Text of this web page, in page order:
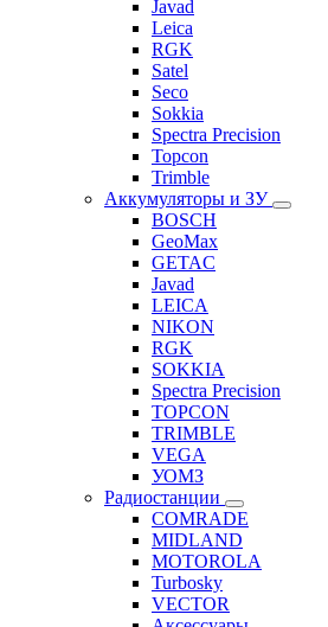
Javad
Leica
RGK
Satel
Seco
Sokkia
Spectra Precision
Topcon
Trimble
Аккумуляторы и ЗУ
BOSCH
GeoMax
GETAC
Javad
LEICA
NIKON
RGK
SOKKIA
Spectra Precision
TOPCON
TRIMBLE
VEGA
УОМЗ
Радиостанции
COMRADE
MIDLAND
MOTOROLA
Turbosky
VECTOR